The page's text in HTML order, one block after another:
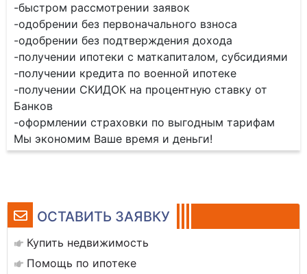
ОСТАВИТЬ ЗАЯВКУ
Купить недвижимость
Помощь по ипотеке
-быстром рассмотрении заявок
-одобрении без первоначального взноса
-одобрении без подтверждения дохода
-получении ипотеки с маткапиталом, субсидиями
-получении кредита по военной ипотеке
-получении СКИДОК на процентную ставку от
Банков
-оформлении страховки по выгодным тарифам
Мы экономим Ваше время и деньги!